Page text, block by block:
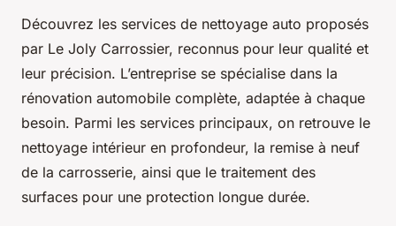
Découvrez les services de nettoyage auto proposés
par Le Joly Carrossier, reconnus pour leur qualité et
leur précision. L’entreprise se spécialise dans la
rénovation automobile complète, adaptée à chaque
besoin. Parmi les services principaux, on retrouve le
nettoyage intérieur en profondeur, la remise à neuf
de la carrosserie, ainsi que le traitement des
surfaces pour une protection longue durée.